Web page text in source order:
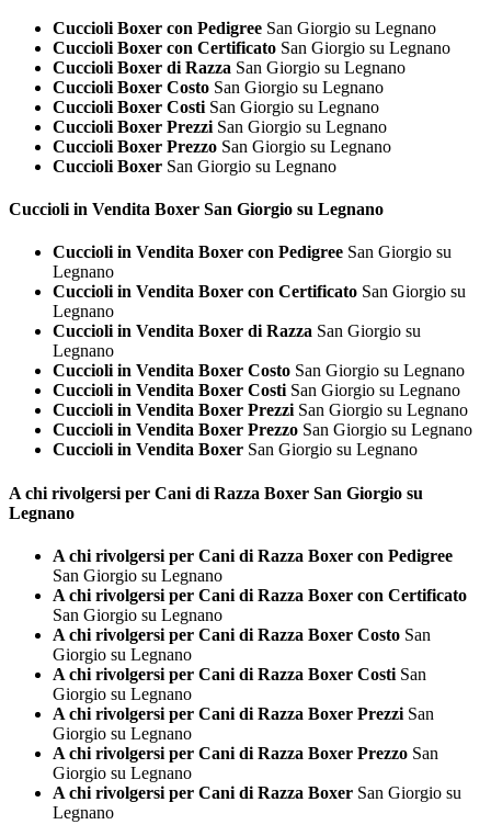
Cuccioli Boxer con Pedigree San Giorgio su Legnano
Cuccioli Boxer con Certificato San Giorgio su Legnano
Cuccioli Boxer di Razza San Giorgio su Legnano
Cuccioli Boxer Costo San Giorgio su Legnano
Cuccioli Boxer Costi San Giorgio su Legnano
Cuccioli Boxer Prezzi San Giorgio su Legnano
Cuccioli Boxer Prezzo San Giorgio su Legnano
Cuccioli Boxer San Giorgio su Legnano
Cuccioli in Vendita Boxer San Giorgio su Legnano
Cuccioli in Vendita Boxer con Pedigree San Giorgio su
Legnano
Cuccioli in Vendita Boxer con Certificato San Giorgio su
Legnano
Cuccioli in Vendita Boxer di Razza San Giorgio su
Legnano
Cuccioli in Vendita Boxer Costo San Giorgio su Legnano
Cuccioli in Vendita Boxer Costi San Giorgio su Legnano
Cuccioli in Vendita Boxer Prezzi San Giorgio su Legnano
Cuccioli in Vendita Boxer Prezzo San Giorgio su Legnano
Cuccioli in Vendita Boxer San Giorgio su Legnano
A chi rivolgersi per Cani di Razza Boxer San Giorgio su
Legnano
A chi rivolgersi per Cani di Razza Boxer con Pedigree
San Giorgio su Legnano
A chi rivolgersi per Cani di Razza Boxer con Certificato
San Giorgio su Legnano
A chi rivolgersi per Cani di Razza Boxer Costo San
Giorgio su Legnano
A chi rivolgersi per Cani di Razza Boxer Costi San
Giorgio su Legnano
A chi rivolgersi per Cani di Razza Boxer Prezzi San
Giorgio su Legnano
A chi rivolgersi per Cani di Razza Boxer Prezzo San
Giorgio su Legnano
A chi rivolgersi per Cani di Razza Boxer San Giorgio su
Legnano